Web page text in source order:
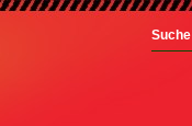
Suche